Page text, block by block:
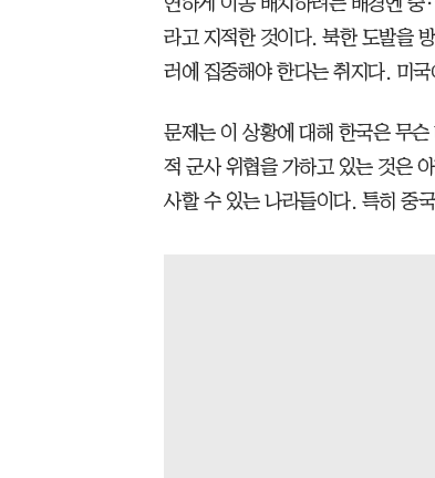
라고 지적한 것이다. 북한 도발을
러에 집중해야 한다는 취지다. 미
문제는 이 상황에 대해 한국은 무
적 군사 위협을 가하고 있는 것은
사할 수 있는 나라들이다. 특히 중